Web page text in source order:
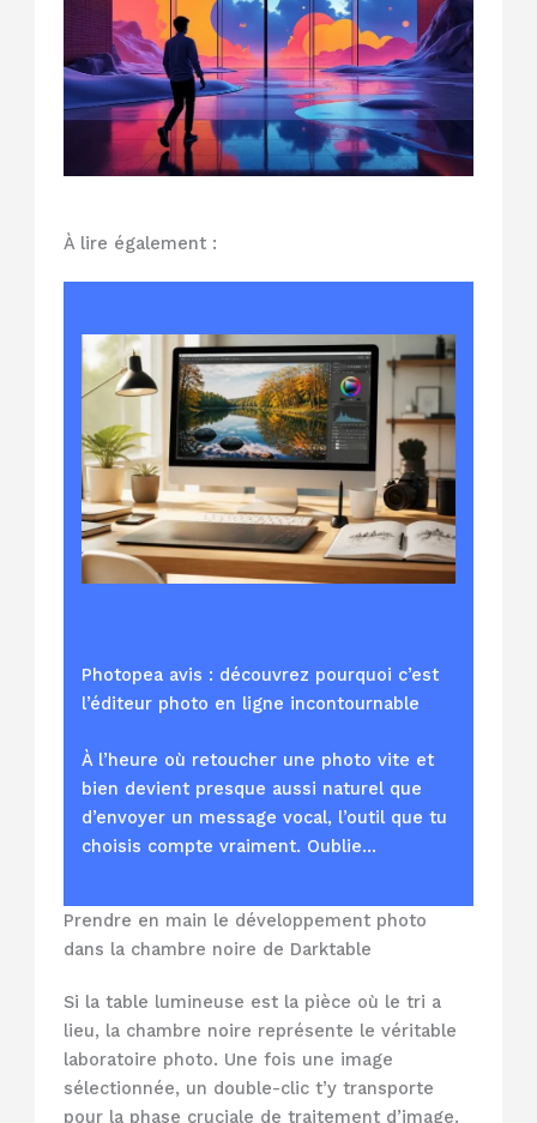
À lire également :
Photopea avis : découvrez pourquoi c’est
l’éditeur photo en ligne incontournable
À l’heure où retoucher une photo vite et
bien devient presque aussi naturel que
d’envoyer un message vocal, l’outil que tu
choisis compte vraiment. Oublie…
Prendre en main le développement photo
dans la chambre noire de Darktable
Si la table lumineuse est la pièce où le tri a
lieu, la chambre noire représente le véritable
laboratoire photo. Une fois une image
sélectionnée, un double-clic t’y transporte
pour la phase cruciale de traitement d’image.